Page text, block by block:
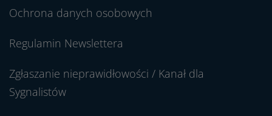
Ochrona danych osobowych
Regulamin Newslettera
Zgłaszanie nieprawidłowości / Kanał dla
Sygnalistów